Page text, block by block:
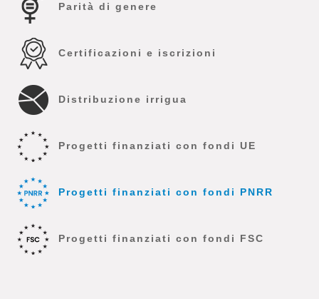
Parità di genere
Certificazioni e iscrizioni
Distribuzione irrigua
Progetti finanziati con fondi UE
Progetti finanziati con fondi PNRR
Progetti finanziati con fondi FSC